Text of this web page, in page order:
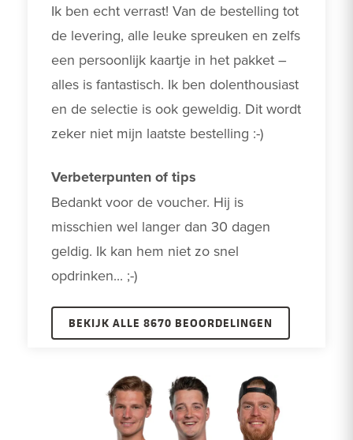
Ik ben echt verrast! Van de bestelling tot
de levering, alle leuke spreuken en zelfs
een persoonlijk kaartje in het pakket –
alles is fantastisch. Ik ben dolenthousiast
en de selectie is ook geweldig. Dit wordt
zeker niet mijn laatste bestelling :-)
Verbeterpunten of tips
Bedankt voor de voucher. Hij is
misschien wel langer dan 30 dagen
geldig. Ik kan hem niet zo snel
opdrinken... ;-)
BEKIJK ALLE 8670 BEOORDELINGEN